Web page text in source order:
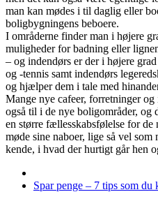
man kan mødes i til daglig eller
boligbygningens beboere.
I områderne finder man i højere
muligheder for badning eller
– og indendørs er der i højere
og -tennis samt indendørs
og hjælper dem i tale med
Mange nye cafeer, forretninger
også til i de nye boligområder, og
en større fællesskabsfølelse for de
møde sine naboer, lige så vel
kende, i hvad der hurtigt går hen
Spar penge – 7 tips som du